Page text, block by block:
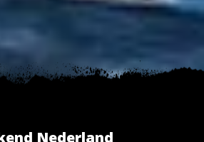
Nederland